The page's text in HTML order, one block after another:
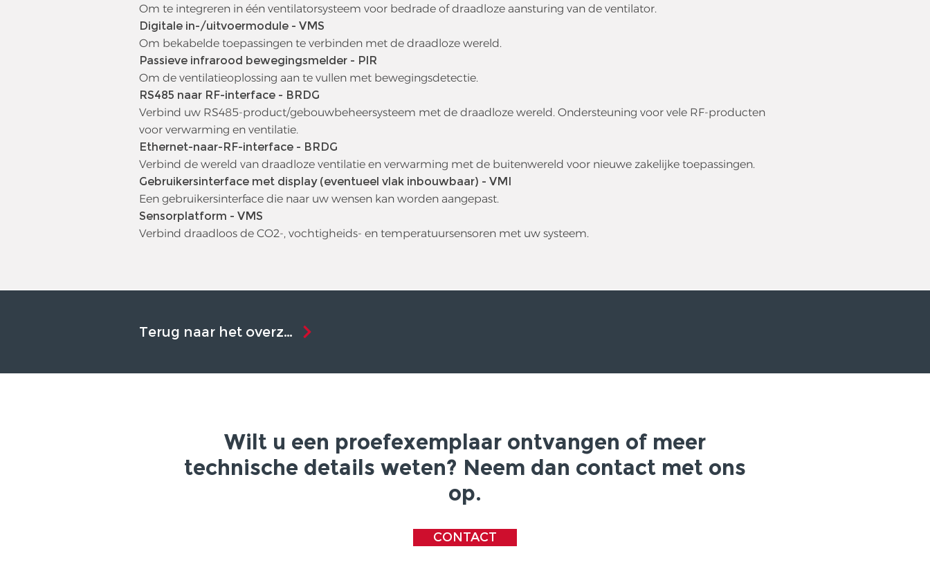
Om te integreren in één ventilatorsysteem voor bedrade of draadloze aansturing van de ventilator.
Digitale in-/uitvoermodule - VMS
Om bekabelde toepassingen te verbinden met de draadloze wereld.
Passieve infrarood bewegingsmelder - PIR
Om de ventilatieoplossing aan te vullen met bewegingsdetectie.
RS485 naar RF-interface - BRDG
Verbind uw RS485-product/gebouwbeheersysteem met de draadloze wereld. Ondersteuning voor vele RF-producten
voor verwarming en ventilatie.
Ethernet-naar-RF-interface - BRDG
Verbind de wereld van draadloze ventilatie en verwarming met de buitenwereld voor nieuwe zakelijke toepassingen.
Gebruikersinterface met display (eventueel vlak inbouwbaar) - VMI
Een gebruikersinterface die naar uw wensen kan worden aangepast.
Sensorplatform - VMS
Verbind draadloos de CO2-, vochtigheids- en temperatuursensoren met uw systeem.
Terug naar het overzicht
Wilt u een proefexemplaar ontvangen of meer
technische details weten? Neem dan contact met ons
op.
CONTACT